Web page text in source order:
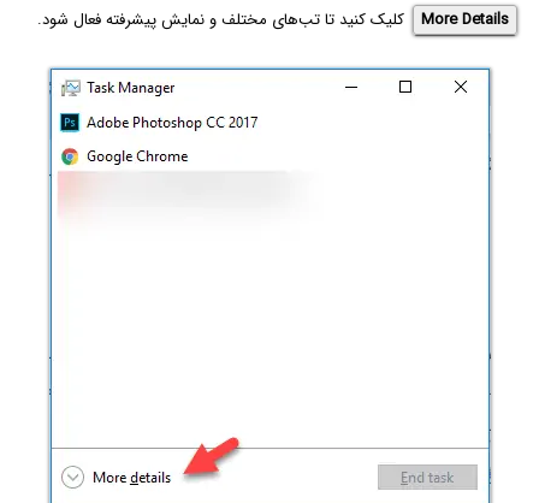
More Details
کلیک کنید تا تب‌های مختلف و نمایش پیشرفته فعال شود.